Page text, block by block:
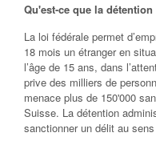
Qu'est-ce que la
La loi fédérale permet
18 mois un étranger en
l’âge de 15 ans, dans
prive des milliers de
menace plus de 150'000
Suisse. La détention
sanctionner un délit au